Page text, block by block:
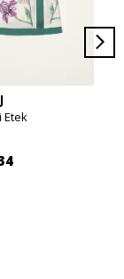
Etek